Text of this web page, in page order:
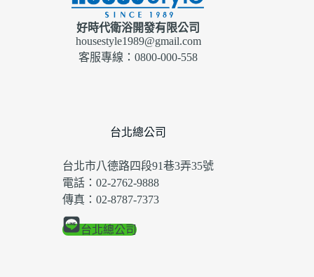
好時代衛浴開發有限公司
housestyle1989@gmail.com
客服專線：0800-000-558
台北總公司
台北市八德路四段91巷3弄35號
電話：02-2762-9888
傳真：02-8787-7373
台北總公司